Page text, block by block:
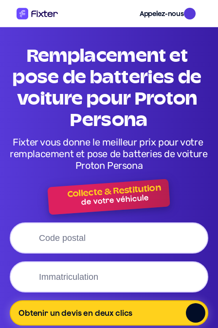
Appelez-nous
remplacement et
pose de batteries de
voiture pour Proton
Persona
Fixter vous donne le meilleur prix pour votre
remplacement et pose de batteries de voiture
Proton Persona
Collecte & Restitution
de votre véhicule
Obtenir un devis en deux clics